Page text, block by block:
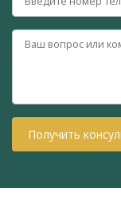
Получить